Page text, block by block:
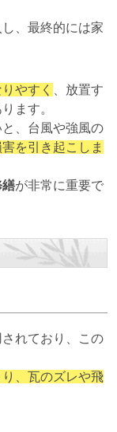
、最終的には家
やすく
、放置す
ます。
、台風や強風の
を引き起こしま
が非常に重要で
れており、この
、瓦のズレや飛